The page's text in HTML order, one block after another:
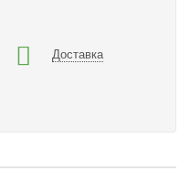
Доставка